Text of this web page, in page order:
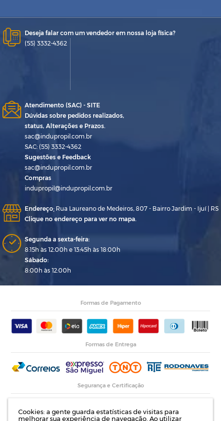
Cookies: a gente guarda estatísticas de visitas para
melhorar sua experiência de navegação. Ao utilizar
Deseja falar com um vendedor em nossa loja física?
(55) 3332-4362
Atendimento (SAC) - SITE
Dúvidas sobre pedidos realizados,
status, Alterações e Prazos.
sac@indupropil.com.br
SAC: (55) 3332-4362
Sugestões e Feedback
sac@indupropil.com.br
Compras
indupropil@indupropil.com.br
Endereço: Rua Laureano de Medeiros, 807 - Bairro Jardim - Ijuí | RS
Clique no endereço para ver no mapa.
Segunda a sexta-feira:
8:15h às 12:00h e 13:45h às 18:00h
Sábado:
8:00h às 12:00h
Formas de Pagamento
Formas de Entrega
Segurança e Certificação